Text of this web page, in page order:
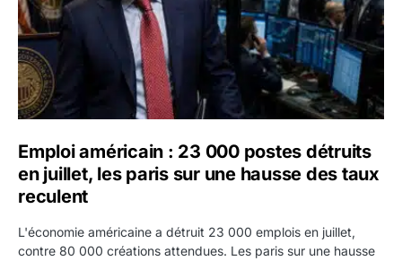
Emploi américain : 23 000 postes détruits
en juillet, les paris sur une hausse des taux
reculent
L'économie américaine a détruit 23 000 emplois en juillet,
contre 80 000 créations attendues. Les paris sur une hausse